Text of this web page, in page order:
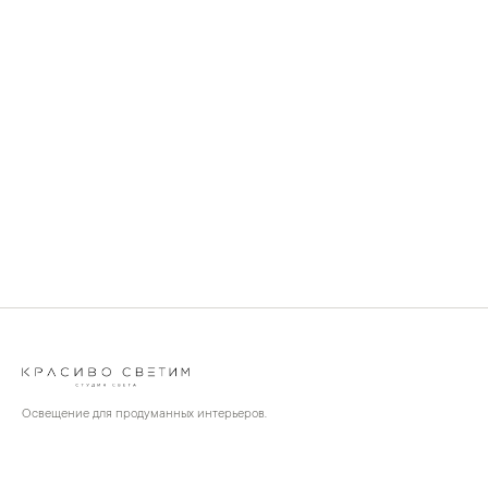
Освещение для продуманных интерьеров.